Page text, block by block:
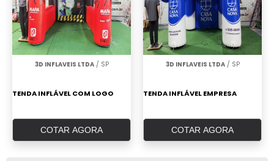
3D INFLAVEIS LTDA/ SP
TENDA INFLÁVEL COM LOGO
COTAR AGORA
3D INFLAVEIS LTDA/ SP
TENDA INFLÁVEL EMPRESA
COTAR AGORA